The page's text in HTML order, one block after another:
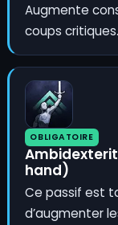
Augmente
coups critiques.
OBLIGATOIRE
hand)
Ce passif est
d’augmenter